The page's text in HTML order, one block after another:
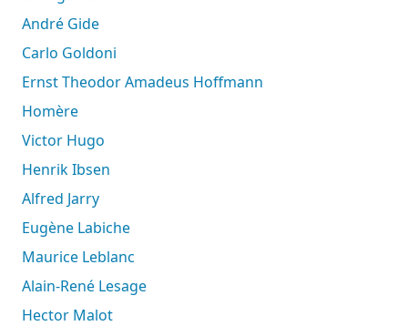
André Gide
Carlo Goldoni
Ernst Theodor Amadeus Hoffmann
Homère
Victor Hugo
Henrik Ibsen
Alfred Jarry
Eugène Labiche
Maurice Leblanc
Alain-René Lesage
Hector Malot